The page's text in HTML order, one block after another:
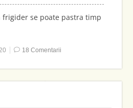
se poate pastra timp
18 Comentarii